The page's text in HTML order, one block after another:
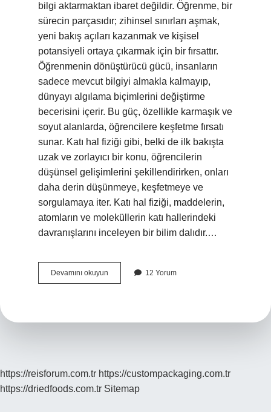
bilgi aktarmaktan ibaret değildir. Öğrenme, bir
sürecin parçasıdır; zihinsel sınırları aşmak,
yeni bakış açıları kazanmak ve kişisel
potansiyeli ortaya çıkarmak için bir fırsattır.
Öğrenmenin dönüştürücü gücü, insanların
sadece mevcut bilgiyi almakla kalmayıp,
dünyayı algılama biçimlerini değiştirme
becerisini içerir. Bu güç, özellikle karmaşık ve
soyut alanlarda, öğrencilere keşfetme fırsatı
sunar. Katı hal fiziği gibi, belki de ilk bakışta
uzak ve zorlayıcı bir konu, öğrencilerin
düşünsel gelişimlerini şekillendirirken, onları
daha derin düşünmeye, keşfetmeye ve
sorgulamaya iter. Katı hal fiziği, maddelerin,
atomların ve moleküllerin katı hallerindeki
davranışlarını inceleyen bir bilim dalıdır.…
Devamını okuyun
hal
12 Yorum
https://reisforum.com.tr https://custompackaging.com.tr
https://driedfoods.com.tr Sitemap